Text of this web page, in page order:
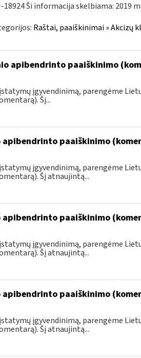
18924 Ši informacija skelbiama: 2019
Raštai, paaiškinimai » Akcizų
apibendrinto paaiškinimo
įstatymų įgyvendinimą, parengėme
Šį...
paaiškinimo
įstatymų įgyvendinimą, parengėme
Šį atnaujintą...
paaiškinimo
įstatymų įgyvendinimą, parengėme
Šį atnaujintą...
paaiškinimo
įstatymų įgyvendinimą, parengėme
Šį atnaujintą...